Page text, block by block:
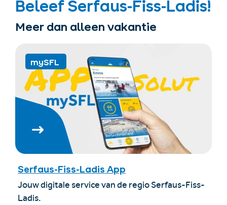
Beleef Serfaus-Fiss-Ladis!
Meer dan alleen vakantie
mySFL
Serfaus-Fiss-Ladis App
Jouw digitale service van de regio Serfaus-Fiss-
Ladis.